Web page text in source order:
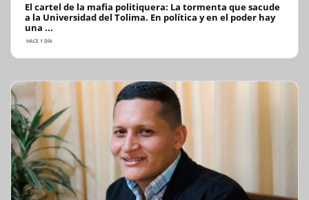
El cartel de la mafia politiquera: La tormenta que sacude
a la Universidad del Tolima. En política y en el poder hay
una ...
HACE 1 DÍA